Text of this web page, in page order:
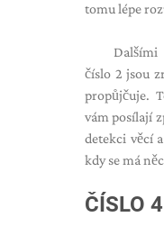
tomu lépe
Dalšími
číslo 2 jsou
propůjčuje.
vám posílají
detekci věcí
kdy se má
ČÍSLO 4